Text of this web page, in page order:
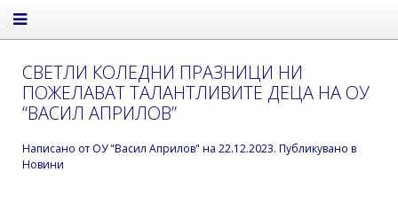
СВЕТЛИ КОЛЕДНИ ПРАЗНИЦИ НИ
ПОЖЕЛАВАТ ТАЛАНТЛИВИТЕ ДЕЦА НА ОУ
“ВАСИЛ АПРИЛОВ”
Написано от ОУ "Васил Априлов" на 22.12.2023. Публикувано в
Новини